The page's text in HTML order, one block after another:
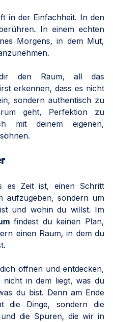
in der Einfachheit. In den
In einem echten
Morgens, in dem Mut,
den Raum, all das
erkennen, dass es nicht
sondern authentisch zu
geht, Perfektion zu
mit deinem eigenen,
es Zeit ist, einen Schritt
aufzugeben, sondern um
findest du keinen Plan,
einen Raum, in dem du
öffnen und entdecken,
nicht in dem liegt, was du
du bist. Denn am Ende
die Dinge, sondern die
die Spuren, die wir in